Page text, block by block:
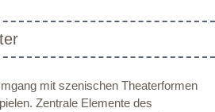
mit szenischen Theaterformen
Zentrale Elemente des